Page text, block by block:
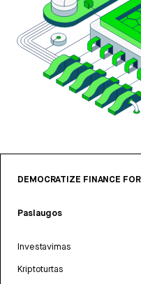
DEMOCRATIZE FINANCE
Paslaugos
Investavimas
Kriptoturtas